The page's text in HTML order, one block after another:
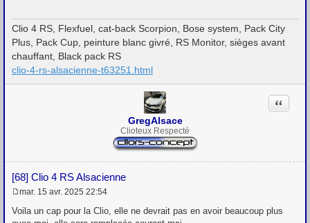
Clio 4 RS, Flexfuel, cat-back Scorpion, Bose system, Pack City
Plus, Pack Cup, peinture blanc givré, RS Monitor, sièges avant
chauffant, Black pack RS
clio-4-rs-alsacienne-t63251.html
GregAlsace
Clioteux Respecté
[68] Clio 4 RS Alsacienne
Citation
e
mar. 15 avr. 2025 22:54
Voila un cap pour la Clio, elle ne devrait pas en avoir beaucoup plus